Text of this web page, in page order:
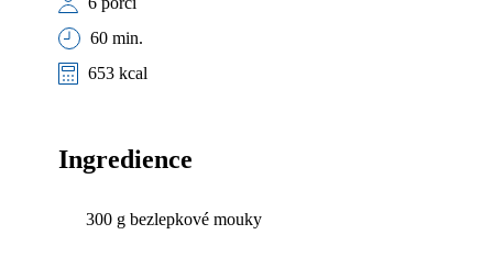
60 min.
653 kcal
Ingredience
300 g bezlepkové mouky